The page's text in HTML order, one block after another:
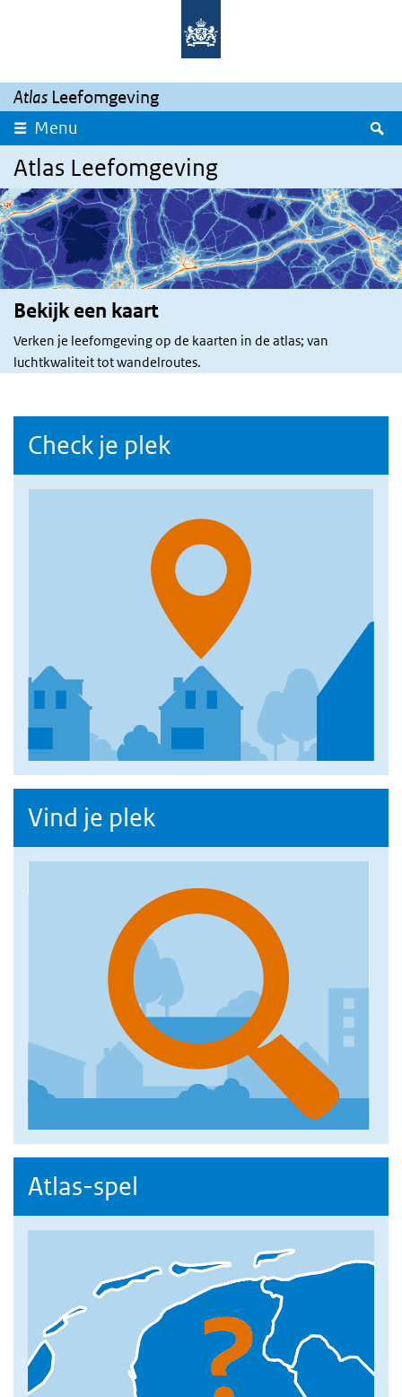
Overslaan en naar de inhoud gaan
Atlas Leefomgeving
Menu
Atlas Leefomgeving
Bekijk een kaart
Verken je leefomgeving op de kaarten in de atlas; van
luchtkwaliteit tot wandelroutes.
Check je plek
Vind je plek
Atlas-spel